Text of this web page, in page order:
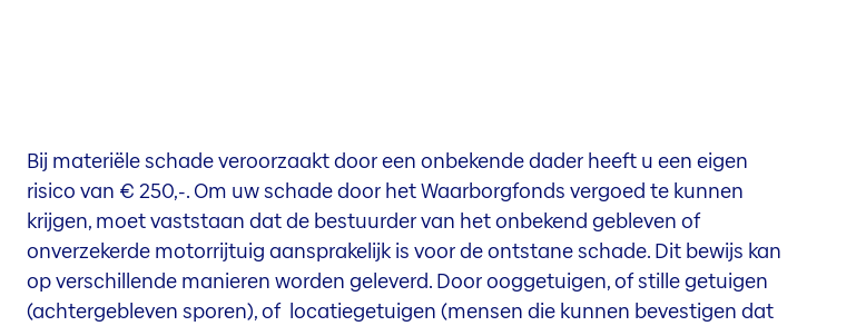
Bij materiële schade veroorzaakt door een onbekende dader heeft u een eigen
risico van € 250,-. Om uw schade door het Waarborgfonds vergoed te kunnen
krijgen, moet vaststaan dat de bestuurder van het onbekend gebleven of
onverzekerde motorrijtuig aansprakelijk is voor de ontstane schade. Dit bewijs kan
op verschillende manieren worden geleverd. Door ooggetuigen, of stille getuigen
(achtergebleven sporen), of locatiegetuigen (mensen die kunnen bevestigen dat